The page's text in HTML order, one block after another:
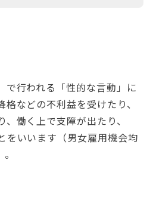
で行われる「性的な言動」に
などの不利益を受けたり、
働く上で支障が出たり、
をいいます（男女雇用機会均